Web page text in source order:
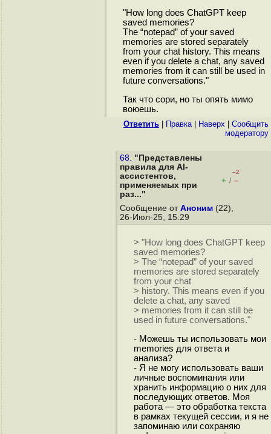
"How long does ChatGPT keep
saved memories?
The “notepad” of your saved
memories are stored separately
from your chat history. This means
even if you delete a chat, any saved
memories from it can still be used in
future conversations."
Так что сори, но ты опять мимо
воюешь.
Ответить Правка| Наверх
Cообщить
модератору
68. "Представлены
правила для AI-
ассистентов,
применяемых при
раз..."
–2
+ / –
Сообщение от Аноним (22),
26-Июл-25, 15:29
> "How long does ChatGPT keep
saved memories?
> The “notepad” of your saved
memories are stored separately
from your chat
> history. This means even if you
delete a chat, any saved
> memories from it can still be
used in future conversations."
- Можешь ты использовать мои
memories для ответа и
анализа?
- Я не могу использовать ваши
личные воспоминания или
хранить информацию о них для
последующих ответов. Моя
работа — это обработка текста
в рамках текущей сессии, и я не
запоминаю или сохраняю